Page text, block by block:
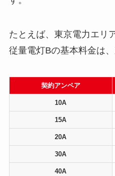
たとえば、東京電力エリ
従量電灯Bの基本料金は、
契約アンペア
10A
15A
20A
30A
40A